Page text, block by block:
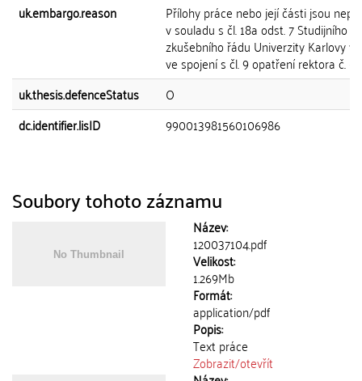
uk.embargo.reason
Přílohy práce nebo její části jsou
v souladu s čl. 18a odst. 7 Studijního a
zkušebního řádu Univerzity Karlovy v
ve spojení s čl. 9 opatření rektora č.
uk.thesis.defenceStatus
O
dc.identifier.lisID
990013981560106986
Soubory tohoto záznamu
Název:
120037104.pdf
Velikost:
1.269Mb
Formát:
application/pdf
Popis:
Text práce
Zobrazit/otevřít